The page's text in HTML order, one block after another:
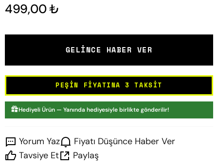
499,00 ₺
GELINCE HABER VER
PEŞIN FIYATINA 3 TAKSIT
Hediyeli Ürün — Yanında hediyesiyle birlikte gönderilir!
Yorum Yaz
Fiyatı Düşünce Haber Ver
Tavsiye Et
Paylaş